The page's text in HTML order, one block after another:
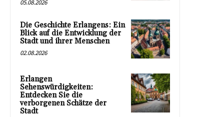
05.08.2026
Die Geschichte Erlangens: Ein
Blick auf die Entwicklung der
Stadt und ihrer Menschen
02.08.2026
Erlangen
Sehenswürdigkeiten:
Entdecken Sie die
verborgenen Schätze der
Stadt